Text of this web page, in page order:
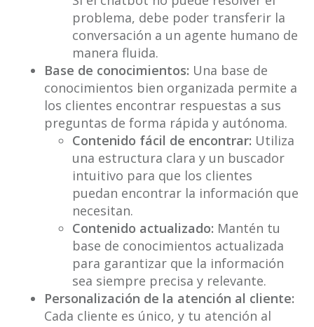
problema, debe poder transferir la
conversación a un agente humano de
manera fluida.
Base de conocimientos: Una base de
conocimientos bien organizada permite a
los clientes encontrar respuestas a sus
preguntas de forma rápida y autónoma.
Contenido fácil de encontrar: Utiliza
una estructura clara y un buscador
intuitivo para que los clientes
puedan encontrar la información que
necesitan.
Contenido actualizado: Mantén tu
base de conocimientos actualizada
para garantizar que la información
sea siempre precisa y relevante.
Personalización de la atención al cliente:
Cada cliente es único, y tu atención al